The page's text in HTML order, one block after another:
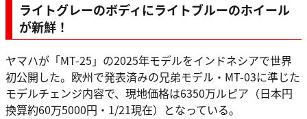
ライトグレーのボディにライトブルーのホイール
が新鮮！
ヤマハが「MT-25」の2025年モデルをインドネシアで世界
初公開した。欧州で発表済みの兄弟モデル・MT-03に準じた
モデルチェンジ内容で、現地価格は6350万ルピア（日本円
換算約60万5000円・1/21現在）となっている。